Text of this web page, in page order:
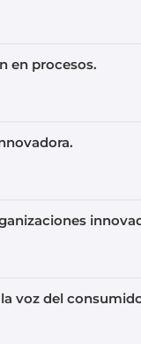
en procesos.
voz del